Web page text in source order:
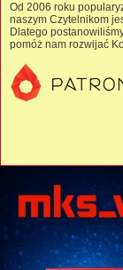
Od 2006 roku
naszym Czytelnikom
Dlatego
pomóż nam rozwijać